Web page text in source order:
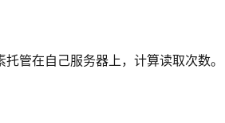
管在自己服务器上，计算读取次数。